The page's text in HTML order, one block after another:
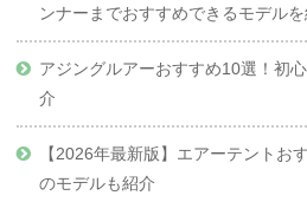
ンナーまでおすすめできるモデル
アジングルアーおすすめ10選！初
介
【2026年最新版】エアーテントお
のモデルも紹介